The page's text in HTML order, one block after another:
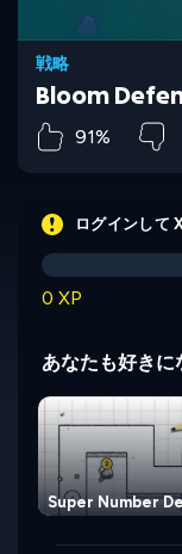
戦略
Bloom
91%
ログインして
0 XP
あなたも好きに
Super Number